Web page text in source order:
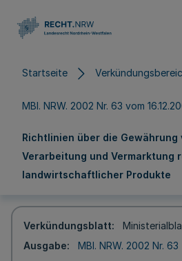
Startseite
MBl. NRW. 2002 Nr. 63 vom
Richtlinien über die Gewährung
Verarbeitung und Vermarktung
landwirtschaftlicher Produkte
Verkündungsblatt
Ausgabe
MBl. NRW. 2002 Nr. 63